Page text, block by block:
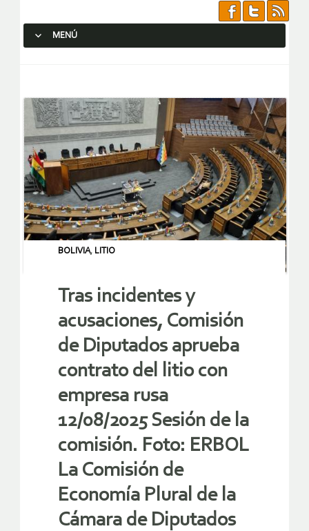
MENÚ
BOLIVIA, LITIO
Tras incidentes y
acusaciones, Comisión
de Diputados aprueba
contrato del litio con
empresa rusa
12/08/2025 Sesión de la
comisión. Foto: ERBOL
La Comisión de
Economía Plural de la
Cámara de Diputados